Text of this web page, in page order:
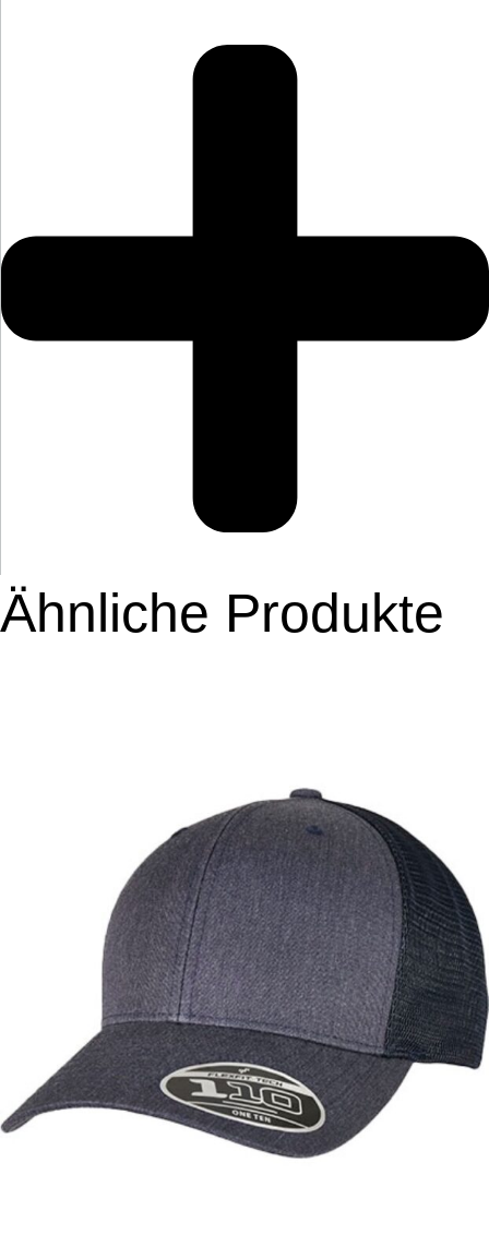
Ähnliche Produkte